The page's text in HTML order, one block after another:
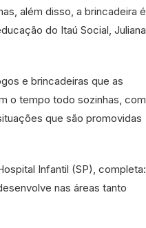
além disso, a brincadeira é
do Itaú Social, Juliana
e brincadeiras que as
o tempo todo sozinhas, com
que são promovidas
Infantil (SP), completa:
nas áreas tanto